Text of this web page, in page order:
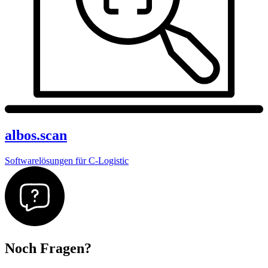
albos.scan
Softwarelösungen für C-Logistic
Noch Fragen?